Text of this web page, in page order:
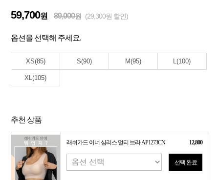
59,700원 89,000원 (29,300원 할인)
옵션을 선택해 주세요.
XS(85) S(90) M(95) L(100)
XL(105)
추천 상품
래쉬가드 이너 심리스 멀티 브라 AP1273CN 12,800
선택 완료